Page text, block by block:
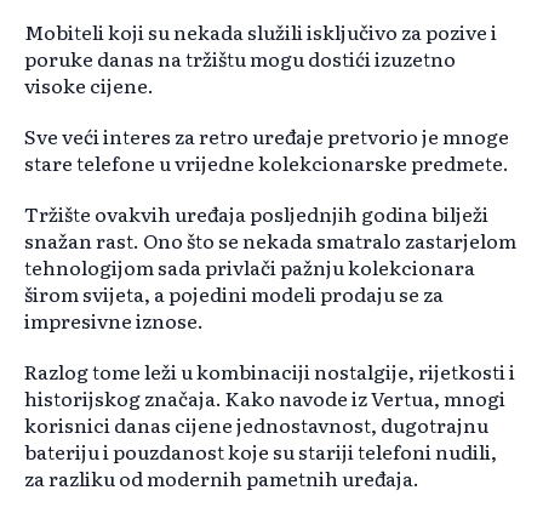
Mobiteli koji su nekada služili isključivo za pozive i
poruke danas na tržištu mogu dostići izuzetno
visoke cijene.
Sve veći interes za retro uređaje pretvorio je mnoge
stare telefone u vrijedne kolekcionarske predmete.
Tržište ovakvih uređaja posljednjih godina bilježi
snažan rast. Ono što se nekada smatralo zastarjelom
tehnologijom sada privlači pažnju kolekcionara
širom svijeta, a pojedini modeli prodaju se za
impresivne iznose.
Razlog tome leži u kombinaciji nostalgije, rijetkosti i
historijskog značaja. Kako navode iz Vertua, mnogi
korisnici danas cijene jednostavnost, dugotrajnu
bateriju i pouzdanost koje su stariji telefoni nudili,
za razliku od modernih pametnih uređaja.